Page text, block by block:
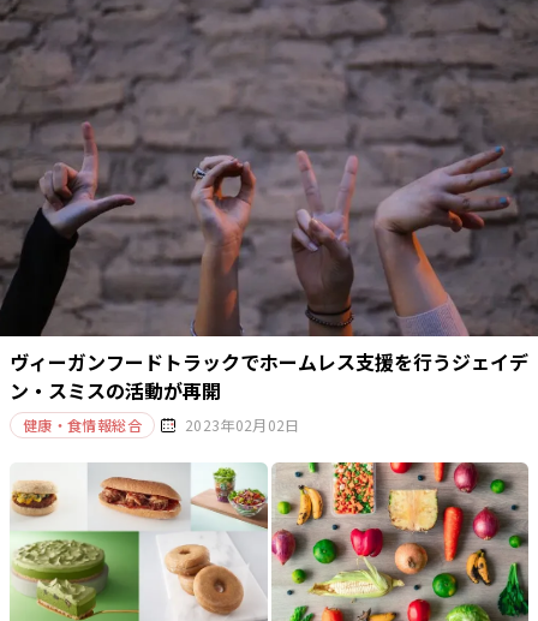
ヴィーガンフードトラックでホームレス支援を行うジェイデ
ン・スミスの活動が再開
健康・食情報総合 2023年02月02日